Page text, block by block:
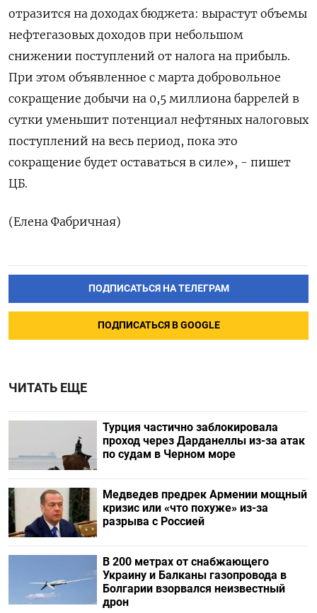
отразится на доходах бюджета: вырастут объемы
нефтегазовых доходов при небольшом
снижении поступлений от налога на прибыль.
При этом объявленное с марта добровольное
сокращение добычи на 0,5 миллиона баррелей в
сутки уменьшит потенциал нефтяных налоговых
поступлений на весь период, пока это
сокращение будет оставаться в силе», - пишет
ЦБ.
(Елена Фабричная)
ПОДПИСАТЬСЯ НА ТЕЛЕГРАМ
ПОДПИСАТЬСЯ В GOOGLE
ЧИТАТЬ ЕЩЕ
Турция частично заблокировала
проход через Дарданеллы из-за атак
по судам в Черном море
Медведев предрек Армении мощный
кризис или «что похуже» из-за
разрыва с Россией
В 200 метрах от снабжающего
Украину и Балканы газопровода в
Болгарии взорвался неизвестный
дрон